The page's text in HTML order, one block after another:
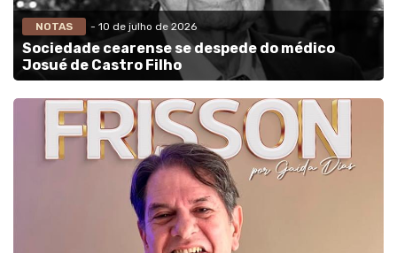
NOTAS - 10 de julho de 2026
Sociedade cearense se despede do médico
Josué de Castro Filho